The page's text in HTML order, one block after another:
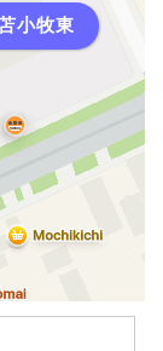
小牧東